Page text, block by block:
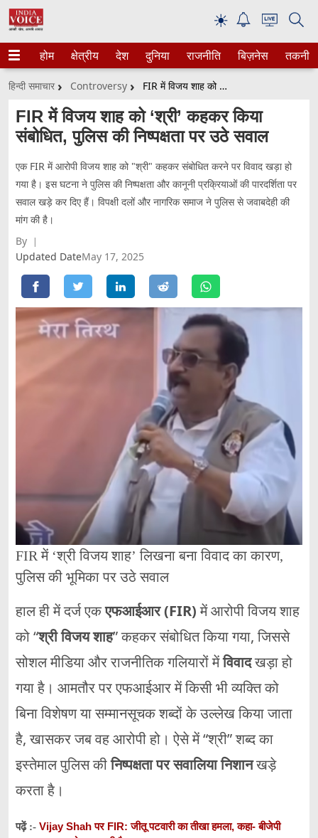
☀
होम क्षेत्रीय देश दुनिया राजनीति बिज़नेस तकनीक
हिन्दी समाचार Controversy FIR में विजय शाह को ‘श्री’ कहकर किया संबोधित, पुलिस की निष्पक्षता पर उठे सवाल
FIR में विजय शाह को ‘श्री’ कहकर किया
संबोधित, पुलिस की निष्पक्षता पर उठे सवाल
एक FIR में आरोपी विजय शाह को "श्री" कहकर संबोधित करने पर विवाद खड़ा हो
गया है। इस घटना ने पुलिस की निष्पक्षता और कानूनी प्रक्रियाओं की पारदर्शिता पर
सवाल खड़े कर दिए हैं। विपक्षी दलों और नागरिक समाज ने पुलिस से जवाबदेही की
मांग की है।
By
Updated DateMay 17, 2025
FIRमें ‘श्रीविजयशाह’लिखनाबनाविवादकाकारण,
पुलिसकी भूमिकापरउठेसवाल
हालहीमेंदर्जएकएफआईआर (FIR) मेंआरोपीविजयशाह
को “श्रीविजयशाह”कहकरसंबोधितकियागया,जिससे
सोशलमीडियाऔरराजनीतिकगलियारोंमेंविवादखड़ाहो
गयाहै। आमतौरपरएफआईआरमेंकिसीभीव्यक्तिको
बिनाविशेषणयासम्मानसूचकशब्दोंकेउल्लेखकियाजाता
है,खासकरजबवहआरोपीहो।ऐसेमें “श्री”शब्दका
इस्तेमालपुलिसकीनिष्पक्षतापरसवालियानिशानखड़े
करताहै।
पढ़ें :- Vijay Shah पर FIR: जीतू पटवारी का तीखा हमला, कहा- बीजेपी